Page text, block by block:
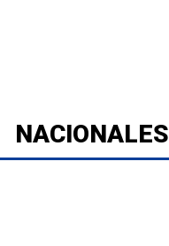
NACIONALES